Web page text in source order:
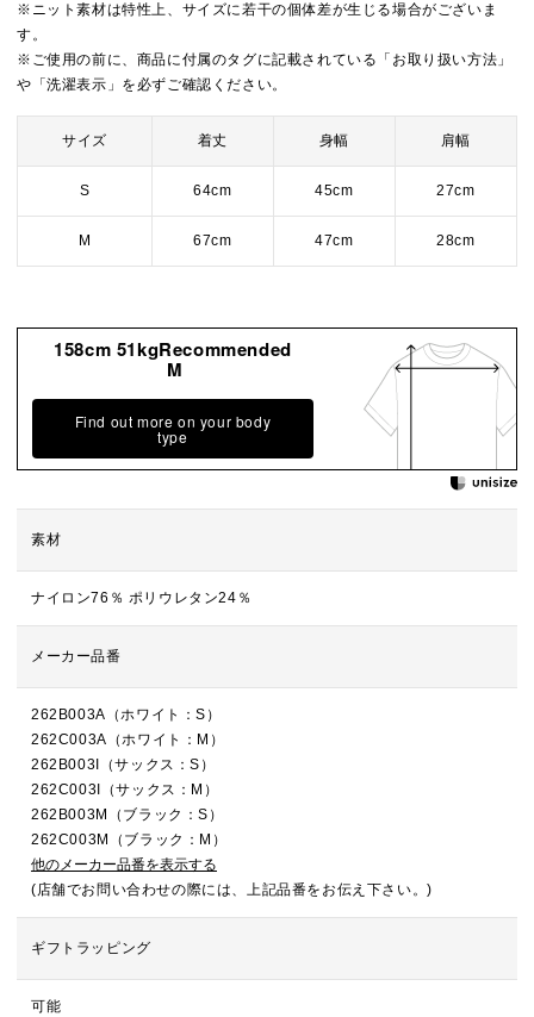
※ニット素材は特性上、サイズに若干の個体差が生じる場合がございま
す。
※ご使用の前に、商品に付属のタグに記載されている「お取り扱い方法」
や「洗濯表示」を必ずご確認ください。
サイズ 着丈 身幅 肩幅
S 64cm 45cm 27cm
M 67cm 47cm 28cm
158cm 51kgRecommended
M
Find out more on your body
type
素材
ナイロン76％ ポリウレタン24％
メーカー品番
262B003A（ホワイト：S）
262C003A（ホワイト：M）
262B003I（サックス：S）
262C003I（サックス：M）
262B003M（ブラック：S）
262C003M（ブラック：M）
他のメーカー品番を表示する
(店舗でお問い合わせの際には、上記品番をお伝え下さい。)
ギフトラッピング
可能